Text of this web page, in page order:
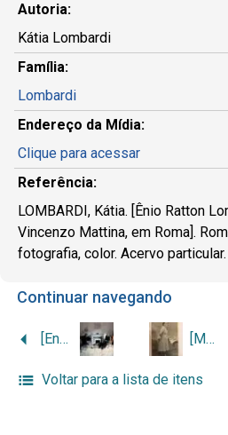
Autoria:
Kátia Lombardi
Família:
Lombardi
Endereço da Mídia:
Clique para acessar
Referência:
LOMBARDI, Kátia. [Ênio Ratton
Vincenzo Mattina, em Roma].
fotografia, color. Acervo particular.
Continuar navegando
[Ennio Lombardi e a esposa Ida junto à lareira] [Moça com vestido de renda]
Voltar para a lista de itens